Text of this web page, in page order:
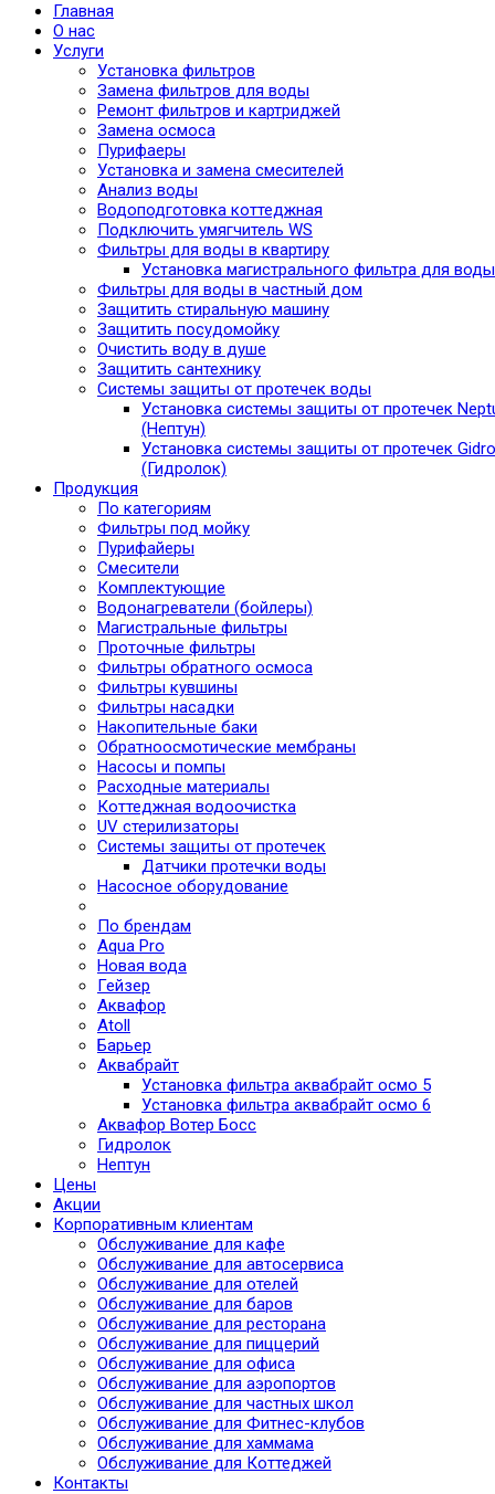
Главная
О нас
Услуги
Установка фильтров
Замена фильтров для воды
Ремонт фильтров и картриджей
Замена осмоса
Пурифаеры
Установка и замена смесителей
Анализ воды
Водоподготовка коттеджная
Подключить умягчитель WS
Фильтры для воды в квартиру
Установка магистрального фильтра для воды
Фильтры для воды в частный дом
Защитить стиральную машину
Защитить посудомойку
Очистить воду в душе
Защитить сантехнику
Системы защиты от протечек воды
Установка системы защиты от протечек
(Нептун)
Установка системы защиты от протечек
(Гидролок)
Продукция
По категориям
Фильтры под мойку
Пурифайеры
Смесители
Комплектующие
Водонагреватели (бойлеры)
Магистральные фильтры
Проточные фильтры
Фильтры обратного осмоса
Фильтры кувшины
Фильтры насадки
Накопительные баки
Обратноосмотические мембраны
Насосы и помпы
Расходные материалы
Коттеджная водоочистка
UV стерилизаторы
Системы защиты от протечек
Датчики протечки воды
Насосное оборудование
По брендам
Aqua Pro
Новая вода
Гейзер
Аквафор
Atoll
Барьер
Аквабрайт
Установка фильтра аквабрайт осмо 5
Установка фильтра аквабрайт осмо 6
Аквафор Вотер Босс
Гидролок
Нептун
Цены
Акции
Корпоративным клиентам
Обслуживание для кафе
Обслуживание для автосервиса
Обслуживание для отелей
Обслуживание для баров
Обслуживание для ресторана
Обслуживание для пиццерий
Обслуживание для офиса
Обслуживание для аэропортов
Обслуживание для частных школ
Обслуживание для Фитнес-клубов
Обслуживание для хаммама
Обслуживание для Коттеджей
Контакты